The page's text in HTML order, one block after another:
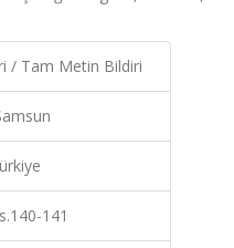
/ Tam Metin Bildiri
141